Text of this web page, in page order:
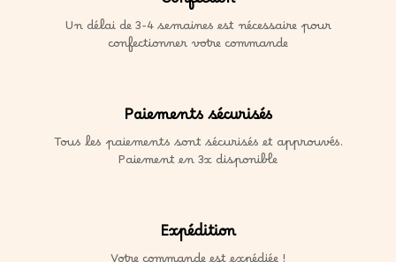
Un délai de 3-4 semaines est nécessaire pour
confectionner votre commande
Paiements sécurisés
Tous les paiements sont sécurisés et approuvés.
Paiement en 3x disponible
Expédition